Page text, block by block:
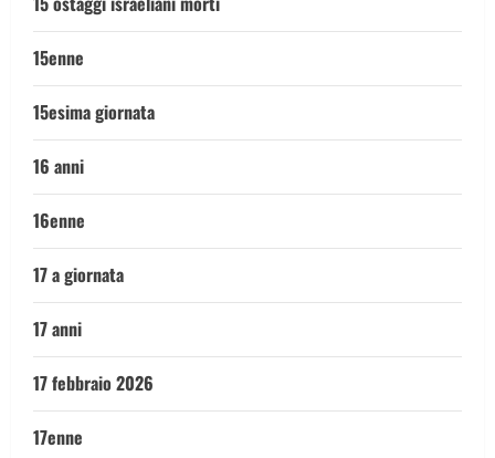
15enne
15esima giornata
16 anni
16enne
17 a giornata
17 anni
17 febbraio 2026
17enne